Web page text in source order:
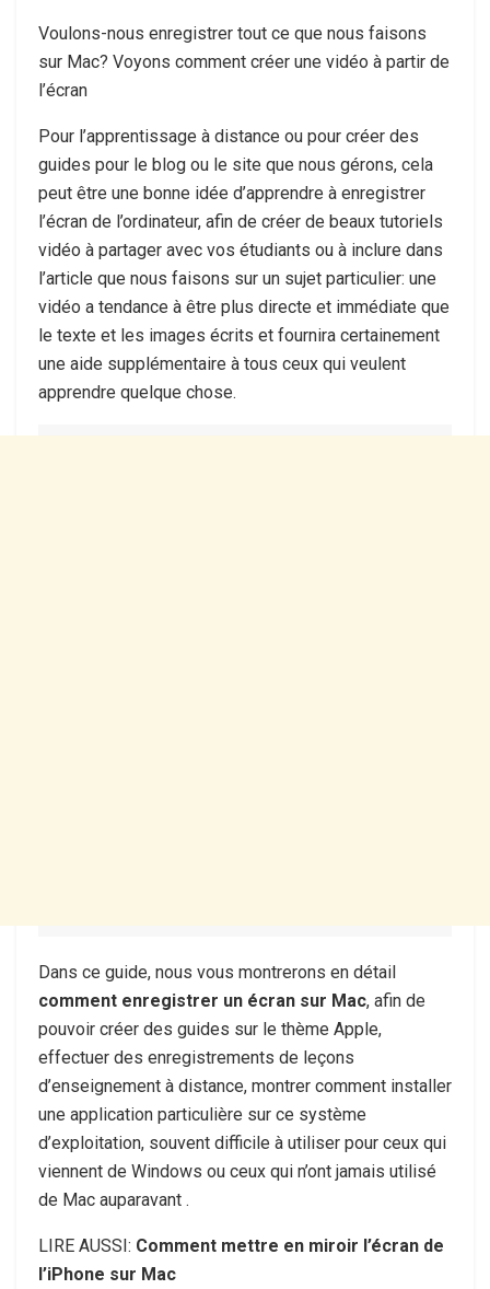
Voulons-nous enregistrer tout ce que nous faisons
sur Mac? Voyons comment créer une vidéo à partir de
l’écran
Pour l’apprentissage à distance ou pour créer des
guides pour le blog ou le site que nous gérons, cela
peut être une bonne idée d’apprendre à enregistrer
l’écran de l’ordinateur, afin de créer de beaux tutoriels
vidéo à partager avec vos étudiants ou à inclure dans
l’article que nous faisons sur un sujet particulier: une
vidéo a tendance à être plus directe et immédiate que
le texte et les images écrits et fournira certainement
une aide supplémentaire à tous ceux qui veulent
apprendre quelque chose.
Dans ce guide, nous vous montrerons en détail
comment enregistrer un écran sur Mac, afin de
pouvoir créer des guides sur le thème Apple,
effectuer des enregistrements de leçons
d’enseignement à distance, montrer comment installer
une application particulière sur ce système
d’exploitation, souvent difficile à utiliser pour ceux qui
viennent de Windows ou ceux qui n’ont jamais utilisé
de Mac auparavant .
LIRE AUSSI: Comment mettre en miroir l’écran de
l’iPhone sur Mac